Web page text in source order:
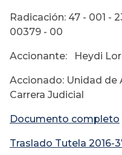
Radicación: 47 - 001 -
00379 - 00
Accionante: Heydi
Accionado: Unidad de
Carrera Judicial
Documento completo
Traslado Tutela 2016-